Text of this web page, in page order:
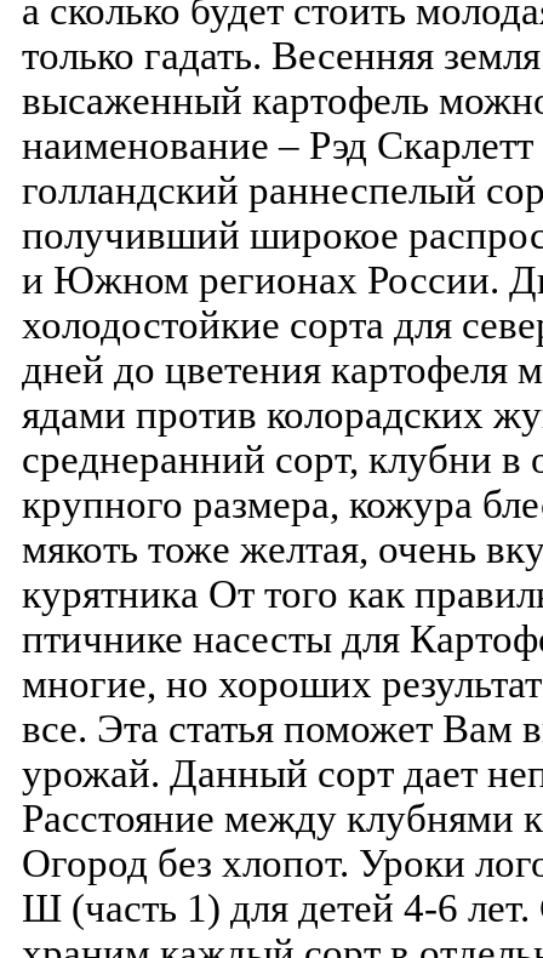
а сколько будет стоить
только гадать. Весенняя
высаженный картофель
наименование – Рэд
голландский раннеспелый
получивший широкое
и Южном регионах России.
холодостойкие сорта для
дней до цветения картофеля
ядами против колорадских
среднеранний сорт, клубни в
крупного размера, кожура
мякоть тоже желтая, очень
курятника От того как
птичнике насесты для
многие, но хороших
все. Эта статья поможет Вам
урожай. Данный сорт дает
Расстояние между клубнями
Огород без хлопот. Уроки
Ш (часть 1) для детей 4-6